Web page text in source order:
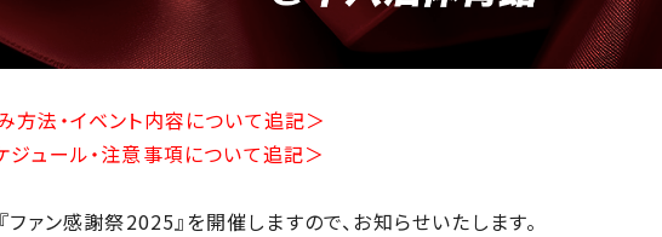
法・イベント内容について追記＞
ュール・注意事項について追記＞
ァン感謝祭2025』を開催しますので、お知らせいたします。